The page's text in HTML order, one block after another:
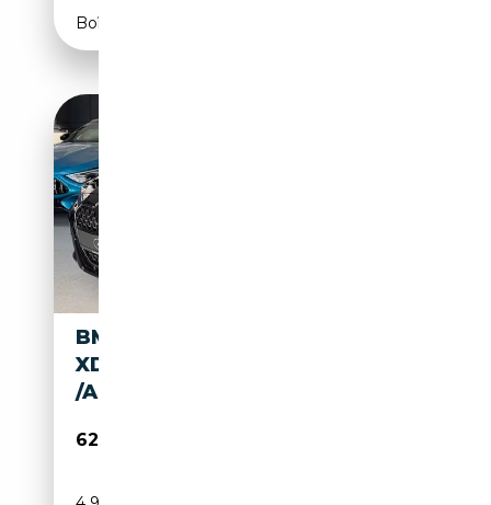
Boîte manuelle
BMW M440I CABRIO
XDRIVE/MSPORTPRO/HUD/HK
/ACC/RFK
62 480€